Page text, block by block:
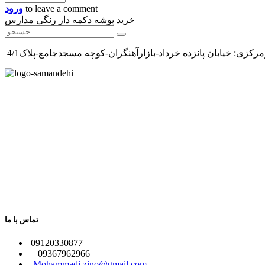
ورود to leave a comment
خرید پوشه دکمه دار رنگی مدارس
خیابان پانزده خرداد-بازارآهنگران-کوچه مسجدجامع-پلاک4/1
تماس با ما
​09120330877
09367962966